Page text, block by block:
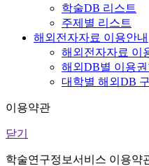
학술DB 리스트
주제별 리스트
해외전자자료 이용안내
해외전자자료 이
해외DB별 이용
대학별 해외DB
이용약관
닫기
학술연구정보서비스 이용약